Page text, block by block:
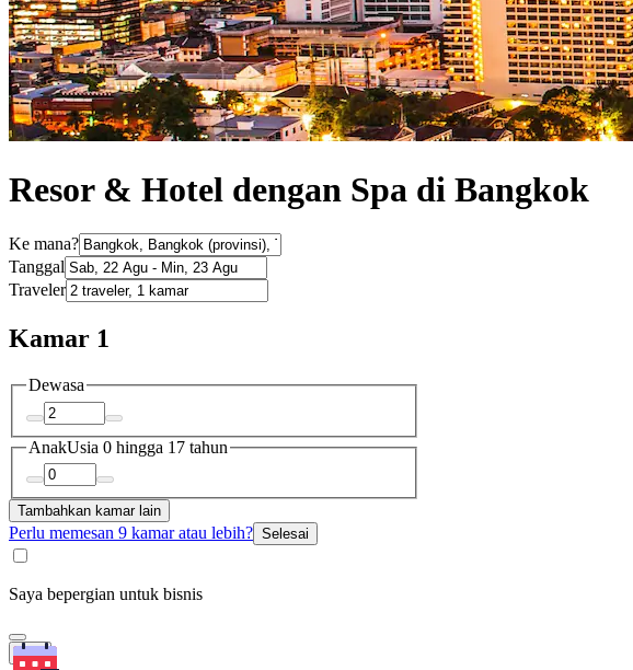
Resor & Hotel dengan Spa di Bangkok
Ke mana?
Tanggal
Traveler
Kamar 1
Dewasa
AnakUsia 0 hingga 17 tahun
Tambahkan kamar lain
Perlu memesan 9 kamar atau lebih? Selesai
Saya bepergian untuk bisnis
Cari